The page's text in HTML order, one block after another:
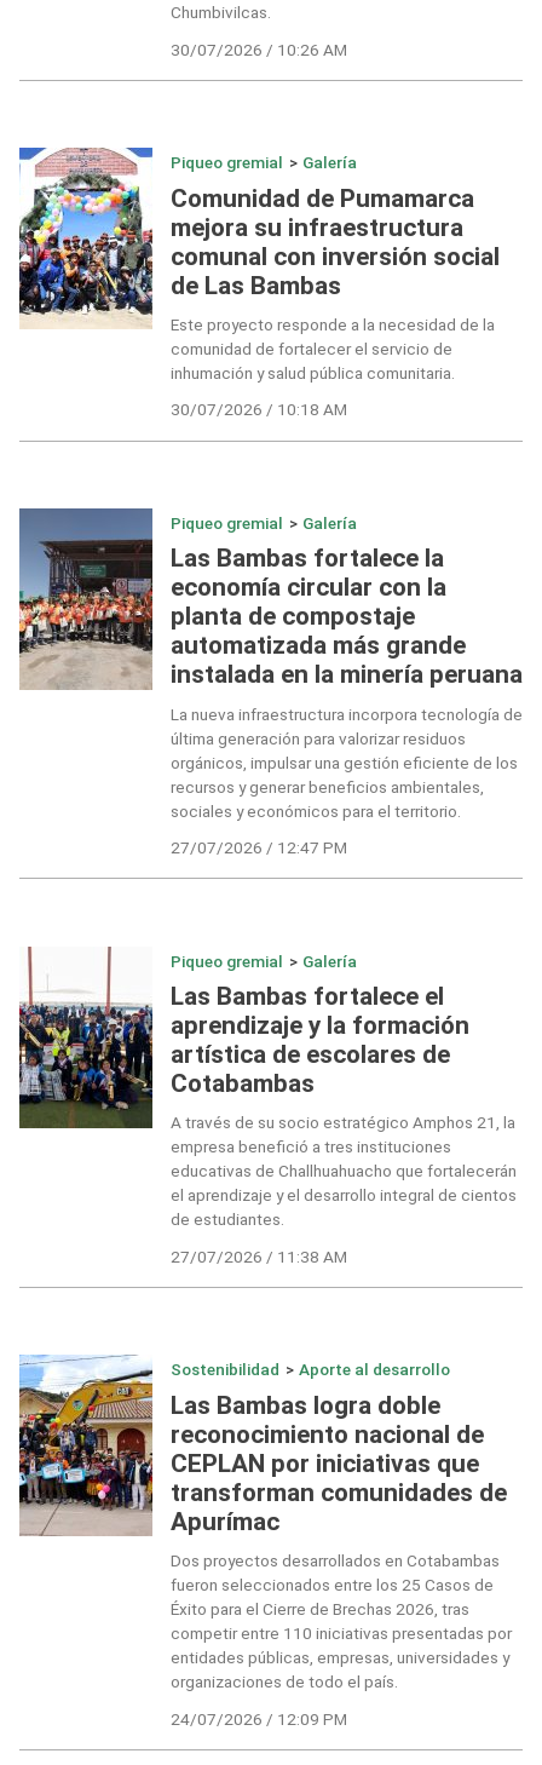
Chumbivilcas.
30/07/2026 / 10:26 AM
Piqueo gremial > Galería
Comunidad de Pumamarca
mejora su infraestructura
comunal con inversión social
de Las Bambas
Este proyecto responde a la necesidad de la
comunidad de fortalecer el servicio de
inhumación y salud pública comunitaria.
30/07/2026 / 10:18 AM
Piqueo gremial > Galería
Las Bambas fortalece la
economía circular con la
planta de compostaje
automatizada más grande
instalada en la minería peruana
La nueva infraestructura incorpora tecnología de
última generación para valorizar residuos
orgánicos, impulsar una gestión eficiente de los
recursos y generar beneficios ambientales,
sociales y económicos para el territorio.
27/07/2026 / 12:47 PM
Piqueo gremial > Galería
Las Bambas fortalece el
aprendizaje y la formación
artística de escolares de
Cotabambas
A través de su socio estratégico Amphos 21, la
empresa benefició a tres instituciones
educativas de Challhuahuacho que fortalecerán
el aprendizaje y el desarrollo integral de cientos
de estudiantes.
27/07/2026 / 11:38 AM
Sostenibilidad > Aporte al desarrollo
Las Bambas logra doble
reconocimiento nacional de
CEPLAN por iniciativas que
transforman comunidades de
Apurímac
Dos proyectos desarrollados en Cotabambas
fueron seleccionados entre los 25 Casos de
Éxito para el Cierre de Brechas 2026, tras
competir entre 110 iniciativas presentadas por
entidades públicas, empresas, universidades y
organizaciones de todo el país.
24/07/2026 / 12:09 PM